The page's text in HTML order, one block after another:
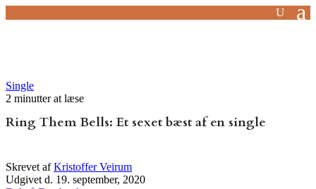
Single
2 minutter at læse
Ring Them Bells: Et sexet bæst af en single
Skrevet afKristoffer Veirum
Udgivet d. 19. september, 2020